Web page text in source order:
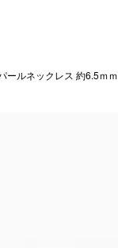
ールネックレス 約6.5ｍｍ